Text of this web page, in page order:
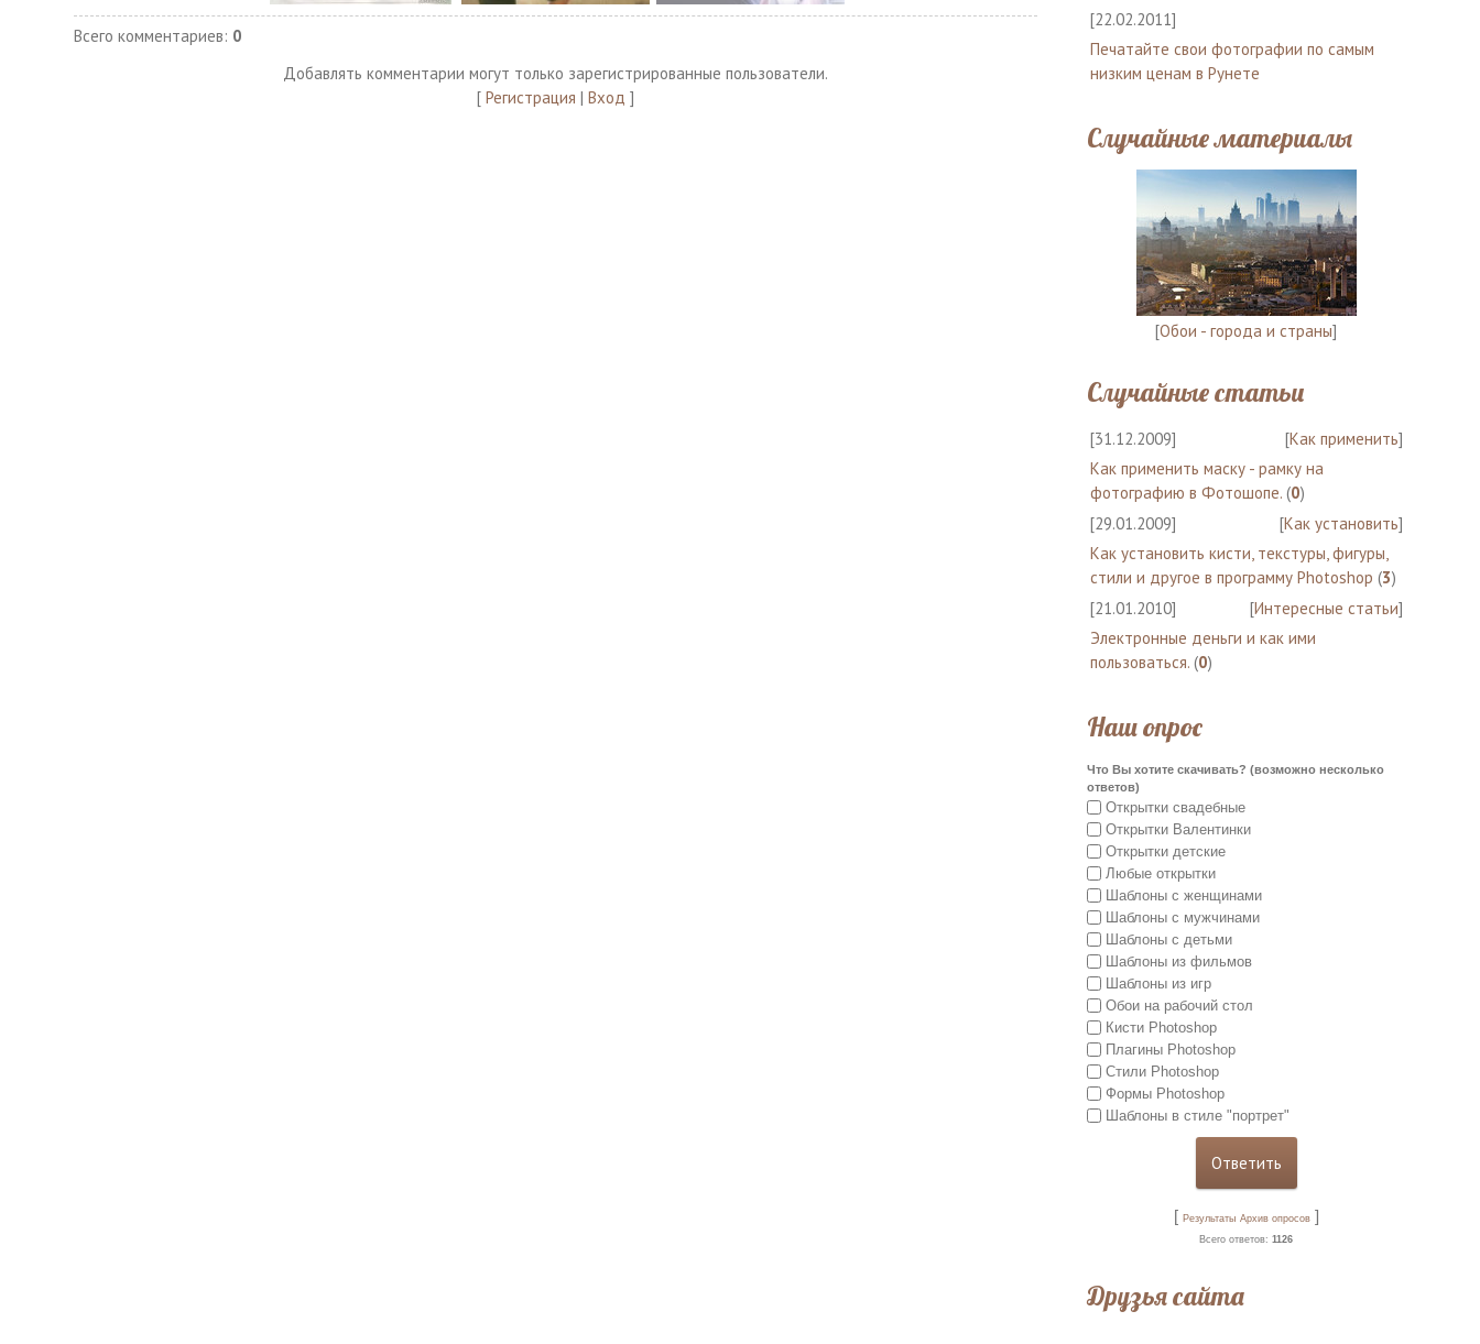
Всего комментариев: 0
Добавлять комментарии могут только зарегистрированные пользователи.
[ Регистрация | Вход ]
[22.02.2011]
Печатайте свои фотографии по самым
низким ценам в Рунете
Случайные материалы
[Обои - города и страны]
Случайные статьи
[31.12.2009] [Как применить]
Как применить маску - рамку на
фотографию в Фотошопе. (0)
[29.01.2009]
[Как установить]
Как установить кисти, текстуры, фигуры,
стили и другое в программу Photoshop (3)
[21.01.2010]
[Интересные статьи]
Электронные деньги и как ими
пользоваться. (0)
Наш опрос
Что Вы хотите скачивать? (возможно несколько
ответов)
Открытки свадебные
Открытки Валентинки
Открытки детские
Любые открытки
Шаблоны с женщинами
Шаблоны с мужчинами
Шаблоны с детьми
Шаблоны из фильмов
Шаблоны из игр
Обои на рабочий стол
Кисти Photoshop
Плагины Photoshop
Стили Photoshop
Формы Photoshop
Шаблоны в стиле "портрет"
[ Результаты Архив опросов]
Всего ответов:1126
Друзья сайта